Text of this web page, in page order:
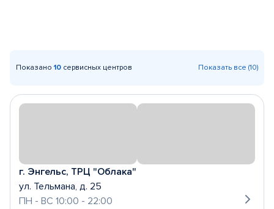
Показано 10 сервисных центров Показать все (10)
г. Энгельс, ТРЦ "Облака"
ул. Тельмана, д. 25
ПН - ВС 10:00 - 22:00